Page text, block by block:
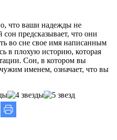
что ваши надежды не
предсказывает, что они
во сне свое имя написанным
в плохую историю, которая
Сон, в котором вы
именем, означает, что вы